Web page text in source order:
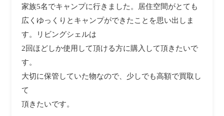
家族5名でキャンプに行きました。居住空間がとても
広くゆっくりとキャンプができたことを思い出しま
す。リビングシェルは
2回ほどしか使用して頂ける方に購入して頂きたいで
す。
大切に保管していた物なので、少しでも高額で買取し
て
頂きたいです。